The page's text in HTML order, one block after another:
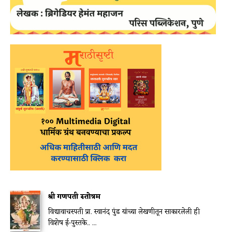
श्री गणपती स्तोत्रम
विद्यावाचस्पती प्रा. स्वानंद पुंड यांच्या लेखणीतून साकारलेली ही
विशेष ई-पुस्तके.. ...